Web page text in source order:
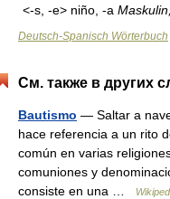
<-s, -e> niño, -a
Deutsch-Spanisch Wörterbuch
См. также в других
Bautismo — Saltar a
hace referencia a un rito
común en varias
comuniones y
consiste en una …